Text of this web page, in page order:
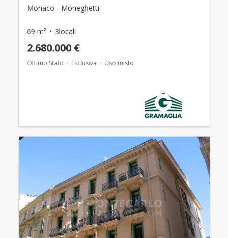
Monaco - Moneghetti
69 m² 3locali
2.680.000 €
Ottimo Stato Esclusiva Uso misto